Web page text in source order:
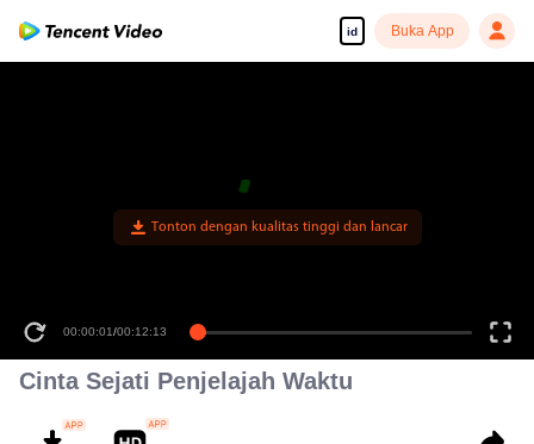
id Buka App
Tonton dengan kualitas tinggi dan lancar
00:00:01/00:12:13
Cinta Sejati Penjelajah Waktu